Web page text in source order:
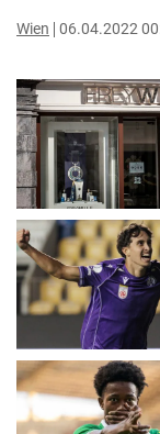
Wien 06.04.2022